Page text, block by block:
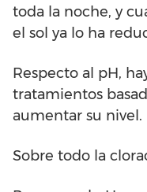
toda la noche, y
el sol ya lo ha
Respecto al pH,
tratamientos
aumentar su nivel.
Sobre todo la